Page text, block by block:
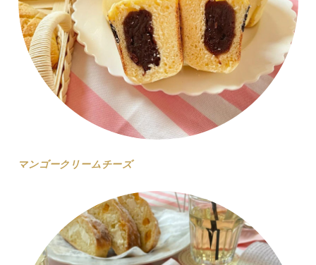
マンゴークリームチーズ